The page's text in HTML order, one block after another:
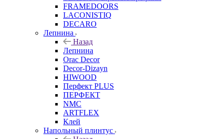
FRAMEDOORS
LACONISTIQ
DECARO
Лепнина
Назад
Лепнина
Orac Decor
Decor-Dizayn
HIWOOD
Перфект PLUS
ПЕРФЕКТ
NMC
ARTFLEX
Клей
Напольный плинтус